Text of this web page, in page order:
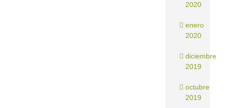
2020
enero
2020
diciembre
2019
octubre
2019